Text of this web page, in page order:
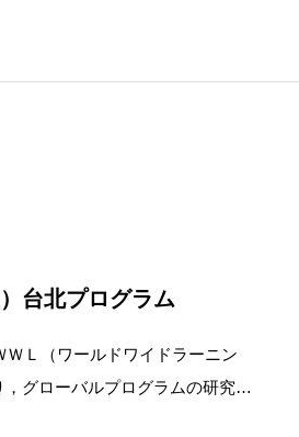
台北プログラム
Ｌ（ワールドワイドラーニン
グローバルプログラムの研究開